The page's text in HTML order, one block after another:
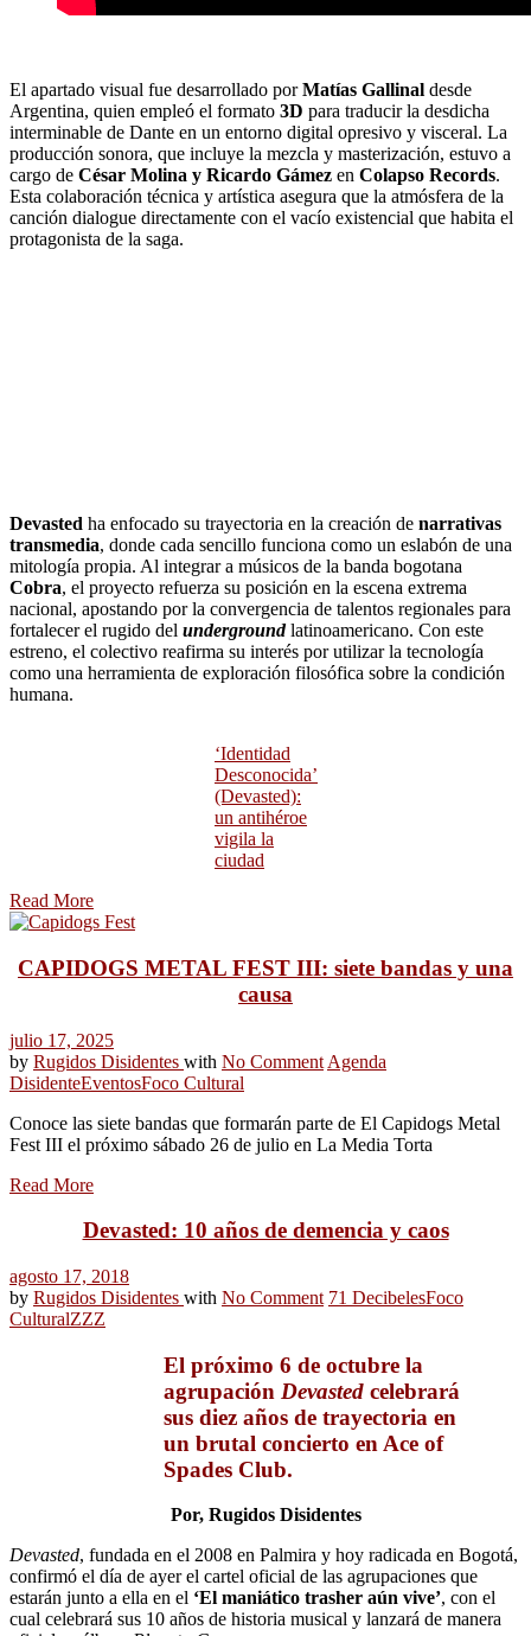
El apartado visual fue desarrollado porMatías Gallinal desde
Argentina, quien empleó el formato 3D para traducir la desdicha
interminable de Dante en un entorno digital opresivo y visceral. La
producción sonora, que incluye la mezcla y masterización, estuvo a
cargo de César Molina y Ricardo Gámez en Colapso Records.
Esta colaboración técnica y artística asegura que la atmósfera de la
canción dialogue directamente con el vacío existencial que habita el
protagonista de la saga.
Devasted ha enfocado su trayectoria en la creación de narrativas
transmedia, donde cada sencillo funciona como un eslabón de una
mitología propia. Al integrar a músicos de la banda bogotana
Cobra, el proyecto refuerza su posición en la escena extrema
nacional, apostando por la convergencia de talentos regionales para
fortalecer el rugido del undergroundlatinoamericano. Con este
estreno, el colectivo reafirma su interés por utilizar la tecnología
como una herramienta de exploración filosófica sobre la condición
humana.
‘Identidad
Desconocida’
(Devasted):
un antihéroe
vigila la
ciudad
Read More
CAPIDOGS METAL FEST III: siete bandas y una
causa
julio 17, 2025
by Rugidos Disidentes with No Comment Agenda
DisidenteEventosFoco Cultural
Conoce las siete bandas que formarán parte de El Capidogs Metal
Fest III el próximo sábado 26 de julio en La Media Torta
Read More
Devasted: 10 años de demencia y caos
agosto 17, 2018
by Rugidos Disidentes with No Comment 71 DecibelesFoco
CulturalZZZ
El próximo 6 de octubre la
agrupación Devasted celebrará
sus diez años de trayectoria en
un brutal concierto en Ace of
Spades Club.
Por, Rugidos Disidentes
Devasted, fundada en el 2008 en Palmira y hoy radicada en Bogotá,
confirmó el día de ayer el cartel oficial de las agrupaciones que
estarán junto a ella en el ‘El maniático trasher aún vive’, con el
cual celebrará sus 10 años de historia musical y lanzará de manera